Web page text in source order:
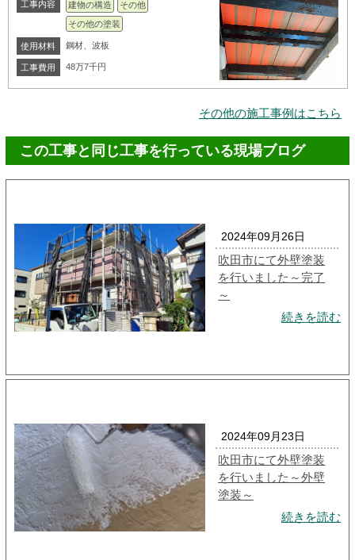
工事内容 建物の構造
その他
その他の塗装
使用材料 鋼材、波板
工事費用 48万7千円
その他の施工事例はこちら
この工事と同じ工事を行っている現場ブログ
2024年09月26日
吹田市にて外壁塗装
を行いました～完了
～
続きを読む
2024年09月23日
吹田市にて外壁塗装
を行いました～外壁
塗装～
続きを読む